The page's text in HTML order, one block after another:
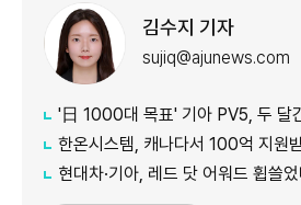
김수지 기자
sujiq@ajunews.com
'日 1000대 목표' 기아 PV5, 두 달간 판매 한
한온시스템, 캐나다서 100억 지원받는
현대차·기아, 레드 닷 어워드 휩쓸